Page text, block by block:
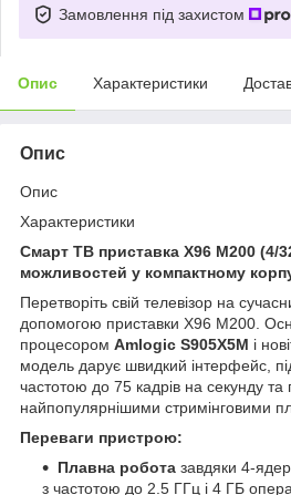
Замовлення під захистом
Опис Характеристики
Опис
Опис
Характеристики
Смарт ТВ приставка X96 M200
можливостей у компактному
Перетворіть свій телевізор на
допомогою приставки X96 M200.
процесором Amlogic S905X5M і
модель дарує швидкий інтерфейс,
частотою до 75 кадрів на секунду та
найпопулярнішими стримінговими
Переваги пристрою:
Плавна робота завдяки 4-
з частотою до 2.5 ГГц і 4 ГБ